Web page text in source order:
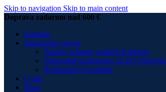
Skip to navigation Skip to main content
Doprava zadarmo nad 600 €
Kontakt
Zákaznícky servis
Zásady ochrany osobných údajov
Obchodné podmienky ELPO Nábytok
Reklamačný poriadok
O nás
Blog